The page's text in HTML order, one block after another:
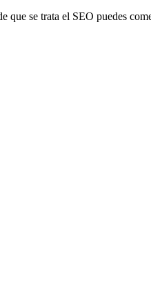
que se trata el SEO puedes